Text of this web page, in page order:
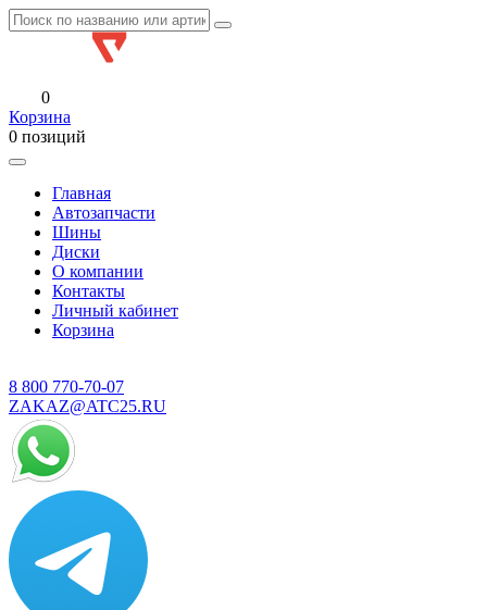
0
Корзина
0 позиций
Главная
Автозапчасти
Шины
Диски
О компании
Контакты
Личный кабинет
Корзина
8 800 770-70-07
ZAKAZ@ATC25.RU